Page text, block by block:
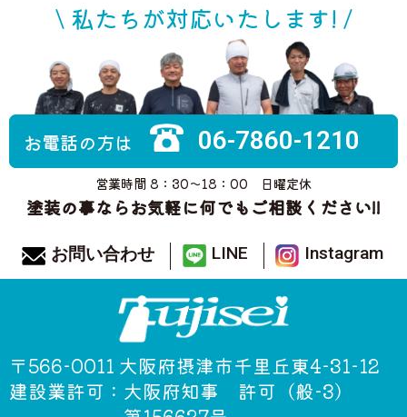
\ 私たちが対応いたします! /
お電話の方は 06-7860-1210
営業時間 8：30〜18：00 日曜定休
塗装の事ならお気軽に何でもご相談ください!!
お問い合わせ LINE Instagram
〒566-0011 大阪府摂津市千里丘東4-31-12
建設業許可：大阪府知事 許可（般-3）